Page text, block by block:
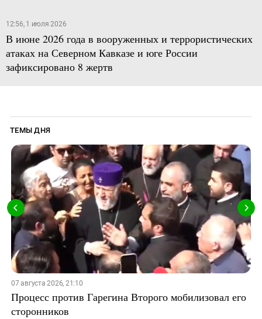
12:56, 1 июля 2026
В июне 2026 года в вооруженных и террористических
атаках на Северном Кавказе и юге России
зафиксировано 8 жертв
ТЕМЫ ДНЯ
07 августа 2026, 21:10
Процесс против Гарегина Второго мобилизовал его
сторонников